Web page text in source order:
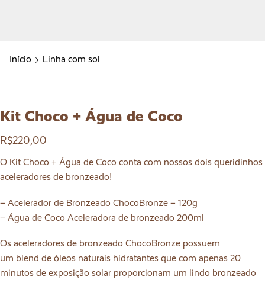
Início Linha com sol
Kit Choco + Água de Coco
R$220,00
O Kit Choco + Água de Coco conta com nossos dois queridinhos
aceleradores de bronzeado!
– Acelerador de Bronzeado ChocoBronze – 120g
– Água de Coco Aceleradora de bronzeado 200ml
Os aceleradores de bronzeado ChocoBronze possuem
um blend de óleos naturais hidratantes que com apenas 20
minutos de exposição solar proporcionam um lindo bronzeado